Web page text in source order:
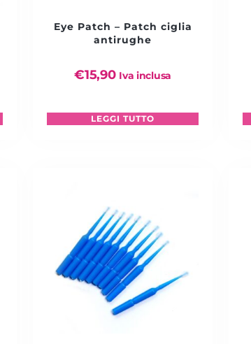
Eye Patch – Patch ciglia
antirughe
€15,90 Iva inclusa
LEGGI TUTTO